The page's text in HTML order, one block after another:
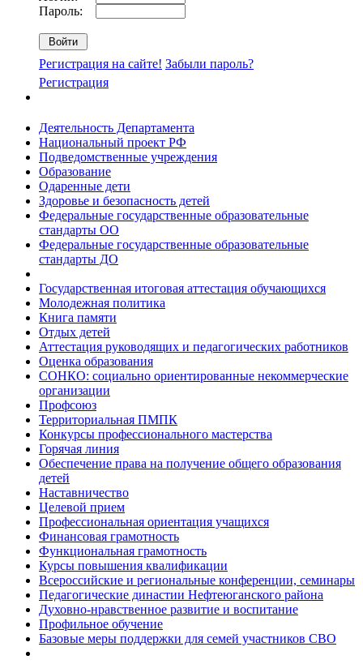
Пароль:
Регистрация на сайте! Забыли пароль?
Регистрация
Деятельность Департамента
Национальный проект РФ
Подведомственные учреждения
Образование
Одаренные дети
Здоровье и безопасность детей
Федеральные государственные образовательные
стандарты ОО
Федеральные государственные образовательные
стандарты ДО
Государственная итоговая аттестация обучающихся
Молодежная политика
Книга памяти
Отдых детей
Аттестация руководящих и педагогических работников
Оценка образования
СОНКО: социально ориентированные некоммерческие
организации
Профсоюз
Территориальная ПМПК
Конкурсы профессионального мастерства
Горячая линия
Обеспечение права на получение общего образования
детей
Наставничество
Целевой прием
Профессиональная ориентация учащихся
Финансовая грамотность
Функциональная грамотность
Курсы повышения квалификации
Всероссийские и региональные конференции, семинары
Педагогические династии Нефтеюганского района
Духовно-нравственное развитие и воспитание
Профильное обучение
Базовые меры поддержки для семей участников СВО